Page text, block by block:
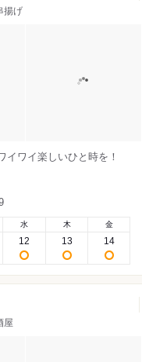
揚げ
イワイ楽しいひと時を！
水
12
木
13
金
14
屋